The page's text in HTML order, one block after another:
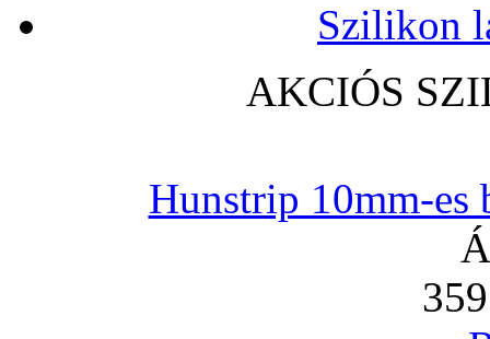
Szilikon
AKCIÓS
Hunstrip 10mm-es